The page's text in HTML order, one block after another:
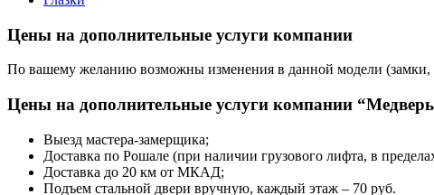
Цены на дополнительные услуги компании
По вашему желанию возможны изменения в данной модели (замки,
Цены на дополнительные услуги компании
Выезд мастера-замерщика;
Доставка по Рошале (при наличии грузового лифта, в
Доставка до 20 км от МКАД;
Подъем стальной двери вручную, каждый этаж – 70 руб.